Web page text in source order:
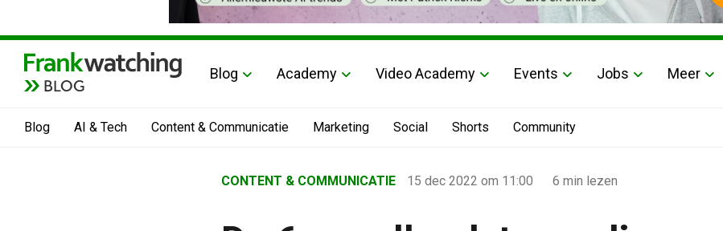
BLOG
Blog Academy Video Academy Events Jobs Meer
Blog AI & Tech Content & Communicatie Marketing Social Shorts Community
›
CONTENT & COMMUNICATIE 15 dec 2022 om 11:00 6 min lezen